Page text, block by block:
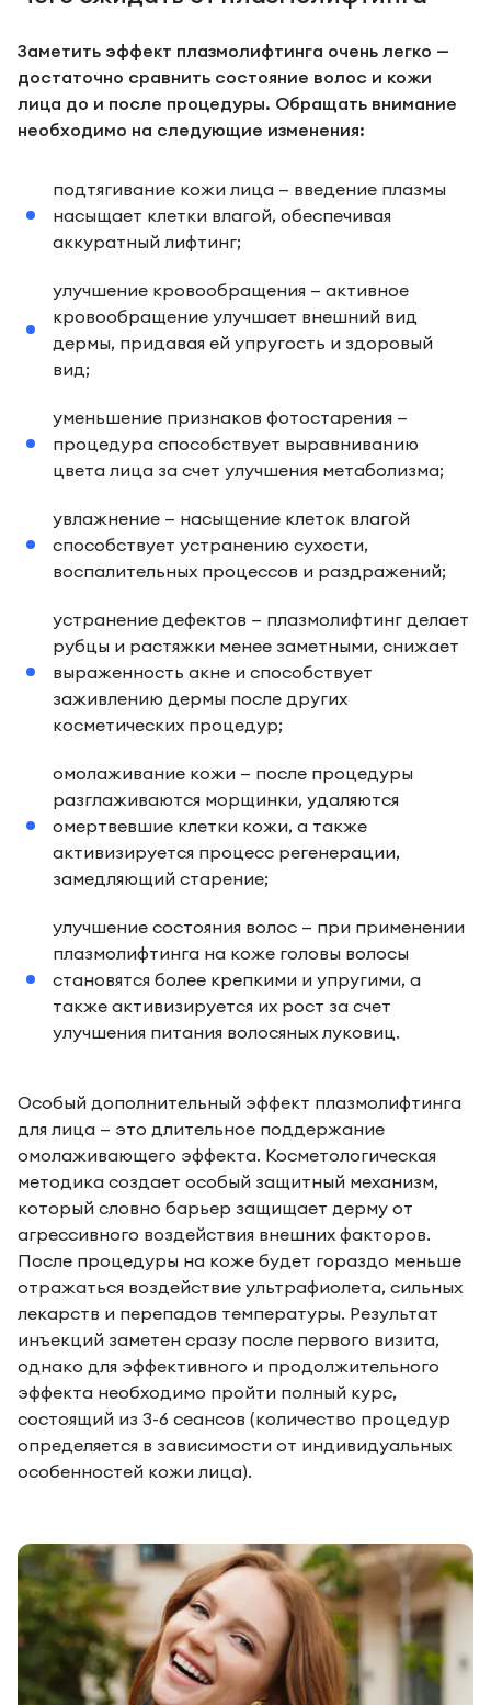
Заметить эффект плазмолифтинга очень легко —
достаточно сравнить состояние волос и кожи
лица до и после процедуры. Обращать внимание
необходимо на следующие изменения:
подтягивание кожи лица — введение плазмы
насыщает клетки влагой, обеспечивая
аккуратный лифтинг;
улучшение кровообращения — активное
кровообращение улучшает внешний вид
дермы, придавая ей упругость и здоровый
вид;
уменьшение признаков фотостарения —
процедура способствует выравниванию
цвета лица за счет улучшения метаболизма;
увлажнение — насыщение клеток влагой
способствует устранению сухости,
воспалительных процессов и раздражений;
устранение дефектов — плазмолифтинг делает
рубцы и растяжки менее заметными, снижает
выраженность акне и способствует
заживлению дермы после других
косметических процедур;
омолаживание кожи — после процедуры
разглаживаются морщинки, удаляются
омертвевшие клетки кожи, а также
активизируется процесс регенерации,
замедляющий старение;
улучшение состояния волос — при применении
плазмолифтинга на коже головы волосы
становятся более крепкими и упругими, а
также активизируется их рост за счет
улучшения питания волосяных луковиц.
Особый дополнительный эффект плазмолифтинга
для лица — это длительное поддержание
омолаживающего эффекта. Косметологическая
методика создает особый защитный механизм,
который словно барьер защищает дерму от
агрессивного воздействия внешних факторов.
После процедуры на коже будет гораздо меньше
отражаться воздействие ультрафиолета, сильных
лекарств и перепадов температуры. Результат
инъекций заметен сразу после первого визита,
однако для эффективного и продолжительного
эффекта необходимо пройти полный курс,
состоящий из 3-6 сеансов (количество процедур
определяется в зависимости от индивидуальных
особенностей кожи лица).